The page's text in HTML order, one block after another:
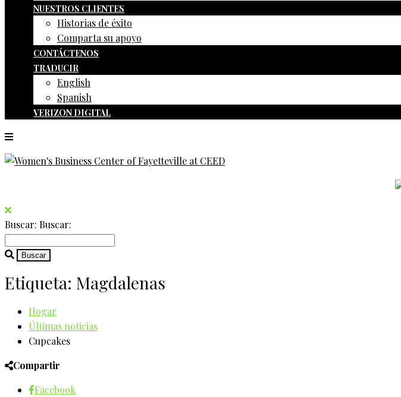
NUESTROS CLIENTES
Historias de éxito
Comparta su apoyo
CONTÁCTENOS
TRADUCIR
English
Spanish
VERIZON DIGITAL
Buscar: Buscar:
Etiqueta: Magdalenas
Hogar
Últimas noticias
Cupcakes
Compartir
Facebook